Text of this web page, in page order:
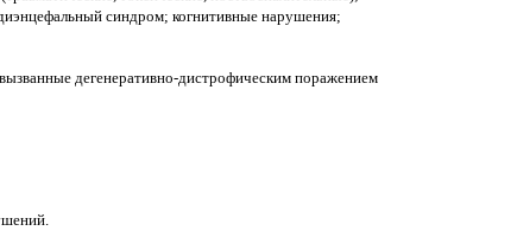
синдром; когнитивные нарушения;
дегенеративно-дистрофическим поражением